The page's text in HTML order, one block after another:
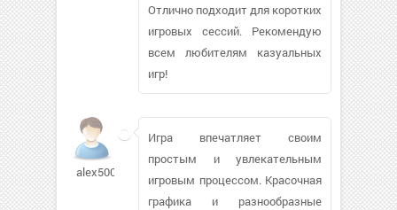
Отлично подходит для коротких
игровых сессий. Рекомендую
всем любителям казуальных
игр!
alex50002
Игра впечатляет своим
простым и увлекательным
игровым процессом. Красочная
графика и разнообразные